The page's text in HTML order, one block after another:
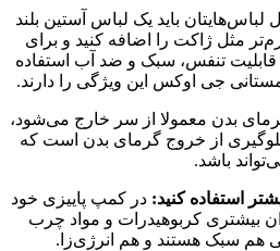
لباس‌هایتان باید یک لباس آستین بلند
مثل ژاکت را اضافه کنید و برای
قابلیت تنفس، سبک و ضد آب استفاده
جی اوکس این ویژگی را دارند.
گرمای بدن معمولا از سر خارج می‌شود،
از خروج گرمای بدن است که
باشد.
استفاده کنید: در کمپ پاییزی خود
بیشتری کربوهیدرات و مواد چرب
هم سبک هستند و هم انرژی‌زا.